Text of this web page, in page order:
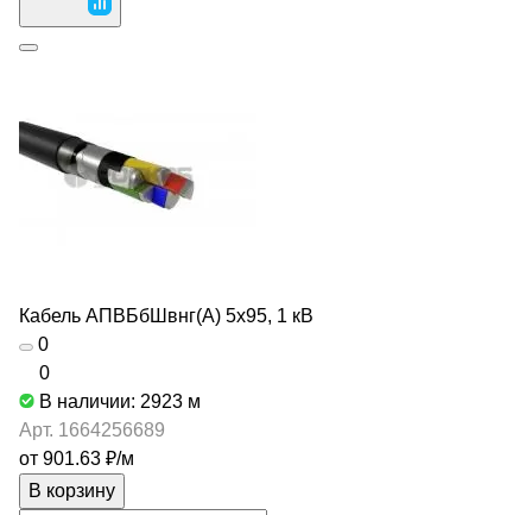
Кабель АПВБбШвнг(А) 5х95, 1 кВ
0
0
В наличии: 2923 м
Арт. 1664256689
от 901.63 ₽/м
В корзину